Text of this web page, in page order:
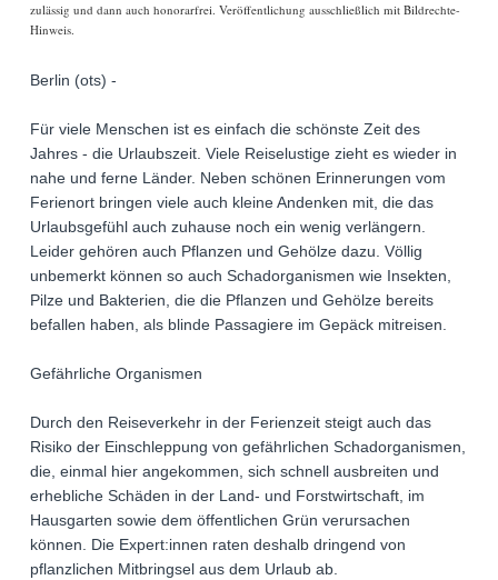
zulässig und dann auch honorarfrei. Veröffentlichung ausschließlich mit Bildrechte-
Hinweis.
Berlin (ots) -
Für viele Menschen ist es einfach die schönste Zeit des
Jahres - die Urlaubszeit. Viele Reiselustige zieht es wieder in
nahe und ferne Länder. Neben schönen Erinnerungen vom
Ferienort bringen viele auch kleine Andenken mit, die das
Urlaubsgefühl auch zuhause noch ein wenig verlängern.
Leider gehören auch Pflanzen und Gehölze dazu. Völlig
unbemerkt können so auch Schadorganismen wie Insekten,
Pilze und Bakterien, die die Pflanzen und Gehölze bereits
befallen haben, als blinde Passagiere im Gepäck mitreisen.
Gefährliche Organismen
Durch den Reiseverkehr in der Ferienzeit steigt auch das
Risiko der Einschleppung von gefährlichen Schadorganismen,
die, einmal hier angekommen, sich schnell ausbreiten und
erhebliche Schäden in der Land- und Forstwirtschaft, im
Hausgarten sowie dem öffentlichen Grün verursachen
können. Die Expert:innen raten deshalb dringend von
pflanzlichen Mitbringsel aus dem Urlaub ab.